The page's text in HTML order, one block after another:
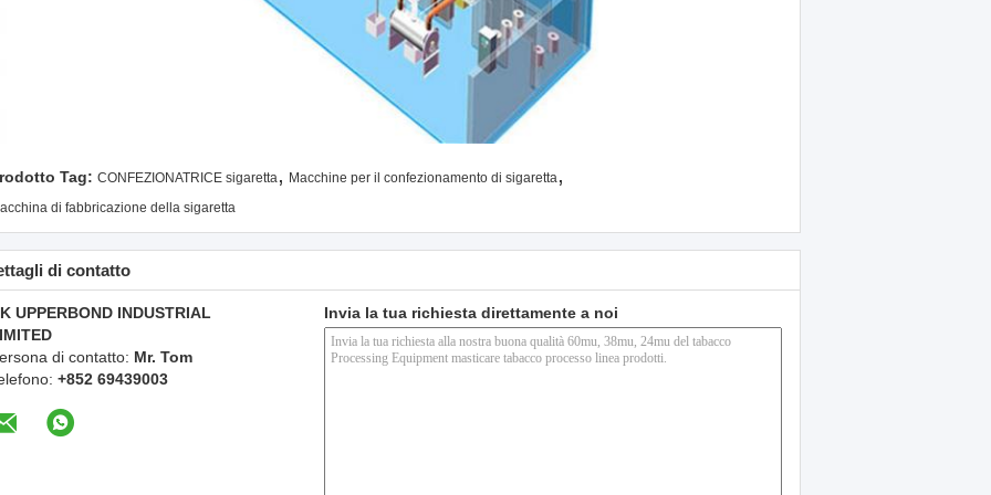
Tag: CONFEZIONATRICE sigaretta, Macchine per il confezionamento di sigaretta,
di fabbricazione della sigaretta
di contatto
UPPERBOND INDUSTRIAL
di contatto: Mr. Tom
+852 69439003
Invia la tua richiesta direttamente a noi